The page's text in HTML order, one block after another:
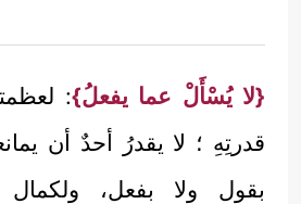
{لا يُسْأَلْ عما يفعلُ}:
قدرتِهِ ؛ لا يقدرُ أحدٌ أن
بقول ولا بفعل،